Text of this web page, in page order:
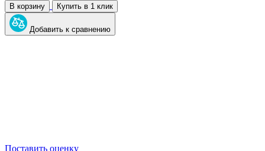
В корзину Купить в 1 клик
Добавить к сравнению
Поставить оценку